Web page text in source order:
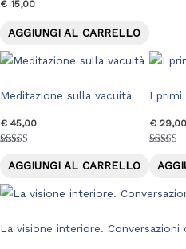
€ 15,00
AGGIUNGI AL CARRELLO
Meditazione sulla vacuità
€ 45,00
5.00
su 5
AGGIUNGI AL CARRELLO
I primi
€29,00
5.00
su 5
La visione interiore. Conversazioni